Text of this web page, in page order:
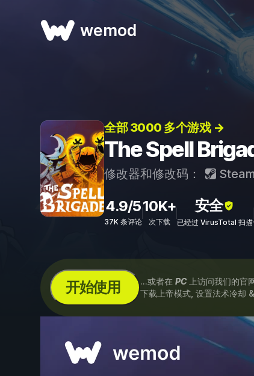
wemod
全部 3000 多个游戏 →
The Spell
修改器和修改码： Steam
4.9/5
37K 条评论
10K+
次下载
安全
已经过 VirusTotal 扫描
开始使用 ...或者在 PC上访问我们的官
下载上帝模式, 设置法术冷却 &